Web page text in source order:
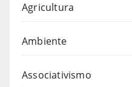
Agricultura
Ambiente
Associativismo